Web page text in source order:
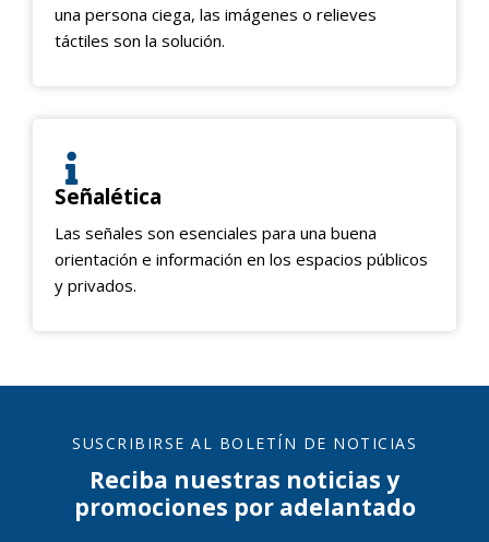
una persona ciega, las imágenes o relieves
táctiles son la solución.
Señalética
Las señales son esenciales para una buena
orientación e información en los espacios públicos
y privados.
SUSCRIBIRSE AL BOLETÍN DE NOTICIAS
Reciba nuestras noticias y
promociones por adelantado